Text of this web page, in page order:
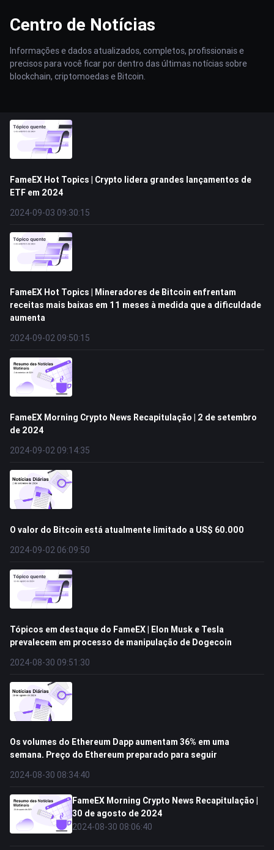
Centro de Notícias
Informações e dados atualizados, completos, profissionais e
precisos para você ficar por dentro das últimas notícias sobre
blockchain, criptomoedas e Bitcoin.
FameEX Hot Topics | Crypto lidera grandes lançamentos de
ETF em 2024
2024-09-03 09:30:15
FameEX Hot Topics | Mineradores de Bitcoin enfrentam
receitas mais baixas em 11 meses à medida que a dificuldade
aumenta
2024-09-02 09:50:15
FameEX Morning Crypto News Recapitulação | 2 de setembro
de 2024
2024-09-02 09:14:35
O valor do Bitcoin está atualmente limitado a US$ 60.000
2024-09-02 06:09:50
Tópicos em destaque do FameEX | Elon Musk e Tesla
prevalecem em processo de manipulação de Dogecoin
2024-08-30 09:51:30
Os volumes do Ethereum Dapp aumentam 36% em uma
semana. Preço do Ethereum preparado para seguir
2024-08-30 08:34:40
FameEX Morning Crypto News Recapitulação |
30 de agosto de 2024
2024-08-30 08:06:40